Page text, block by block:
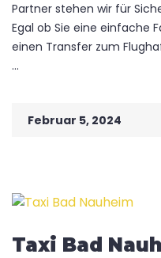
Partner stehen wir für
Egal ob Sie eine einfache
einen Transfer zum
...
Februar 5, 2024
Taxi Bad